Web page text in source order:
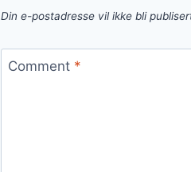
Din e-postadresse vil ikke bli
Comment *